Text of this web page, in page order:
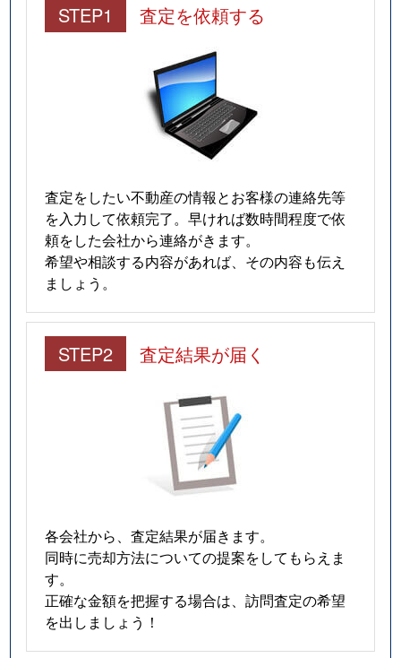
STEP1 査定を依頼する
査定をしたい不動産の情報とお客様の連絡先等
を入力して依頼完了。早ければ数時間程度で依
頼をした会社から連絡がきます。
希望や相談する内容があれば、その内容も伝え
ましょう。
STEP2 査定結果が届く
各会社から、査定結果が届きます。
同時に売却方法についての提案をしてもらえま
す。
正確な金額を把握する場合は、訪問査定の希望
を出しましょう！